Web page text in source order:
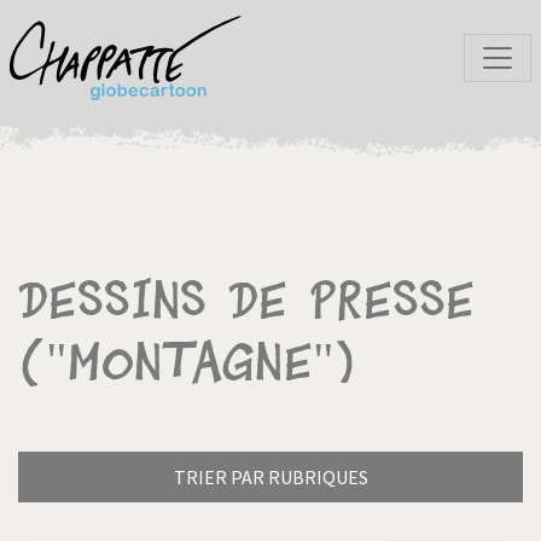
Dessins de presse
("Montagne")
TRIER PAR RUBRIQUES